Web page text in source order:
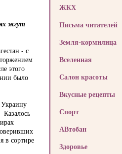
жгут
- с
этого
было
в сортире
ЖКХ
Письма читателей
Земля-кормилица
Вселенная
Салон красоты
Вкусные рецепты
Спорт
АВтобан
Здоровье